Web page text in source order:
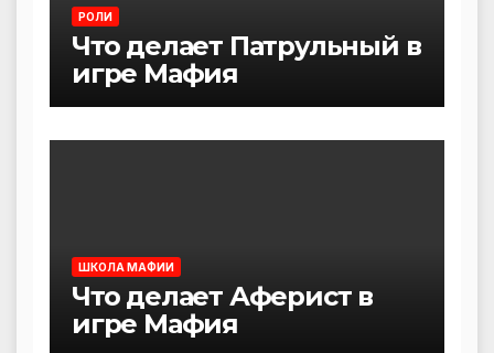
РОЛИ
Что делает Патрульный в
игре Мафия
ШКОЛА МАФИИ
Что делает Аферист в
игре Мафия